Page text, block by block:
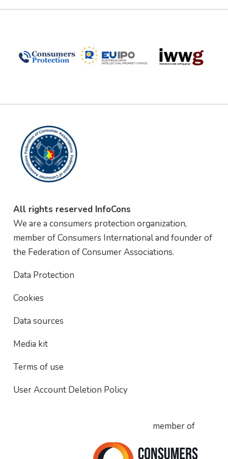
All rights reserved InfoCons
We are a consumers protection organization,
member of Consumers International and founder of
the Federation of Consumer Associations.
Data Protection
Cookies
Data sources
Media kit
Terms of use
User Account Deletion Policy
member of